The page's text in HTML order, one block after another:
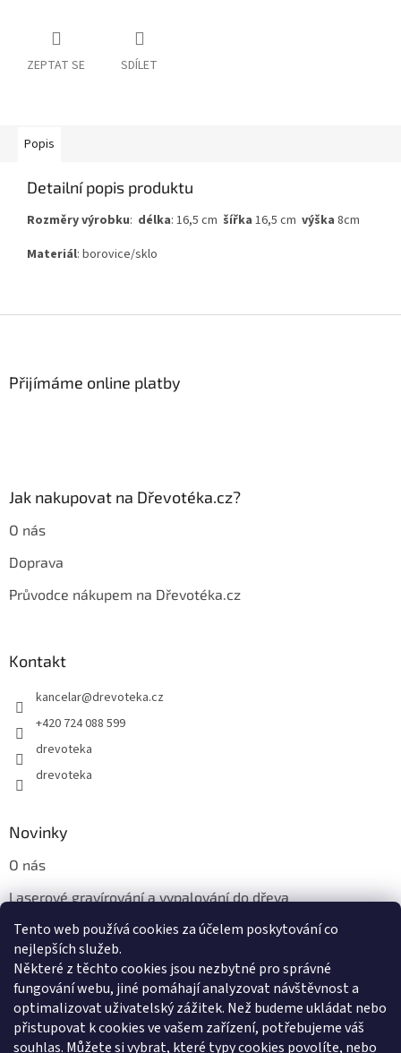
Tento web používá cookies za účelem poskytování co
nejlepších služeb.
Některé z těchto cookies jsou nezbytné pro správné
fungování webu, jiné pomáhají analyzovat návštěvnost a
optimalizovat uživatelský zážitek. Než budeme ukládat nebo
přistupovat k cookies ve vašem zařízení, potřebujeme váš
souhlas. Můžete si vybrat, které typy cookies povolíte, nebo
ZEPTAT SE SDÍLET
Popis
Detailní popis produktu
Rozměry výrobku: délka: 16,5 cm šířka 16,5 cm výška 8cm
Materiál: borovice/sklo
Přijímáme online platby
Jak nakupovat na Dřevotéka.cz?
O nás
Doprava
Průvodce nákupem na Dřevotéka.cz
Kontakt
kancelar@drevoteka.cz
+420 724 088 599
drevoteka
drevoteka
Novinky
O nás
Laserové gravírování a vypalování do dřeva
Proč jíst z přírodních dřevěných talířů: Ekologická a Stylová
Volba